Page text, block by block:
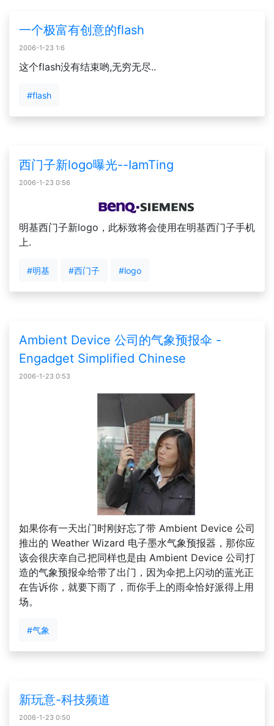
一个极富有创意的flash
2006-1-23 1:6
这个flash没有结束哟,无穷无尽..
#flash
西门子新logo曝光--IamTing
2006-1-23 0:56
明基西门子新logo，此标致将会使用在明基西门子手机
上.
#明基 #西门子 #logo
Ambient Device 公司的气象预报伞 -
Engadget Simplified Chinese
2006-1-23 0:53
如果你有一天出门时刚好忘了带 Ambient Device 公司
推出的 Weather Wizard 电子墨水气象预报器，那你应
该会很庆幸自己把同样也是由 Ambient Device 公司打
造的气象预报伞给带了出门，因为伞把上闪动的蓝光正
在告诉你，就要下雨了，而你手上的雨伞恰好派得上用
场。
#气象
新玩意-科技频道
2006-1-23 0:50